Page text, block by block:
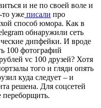
и не по своей воле и
то уже писали про
способ юмора. Как в
обнаружили сеть
дипфейки. И вроде
100 фотографий
vc 100 друзей? Хотя
того и гляди опять
куда следует – и
решена. Для соцсетей
переборщить.